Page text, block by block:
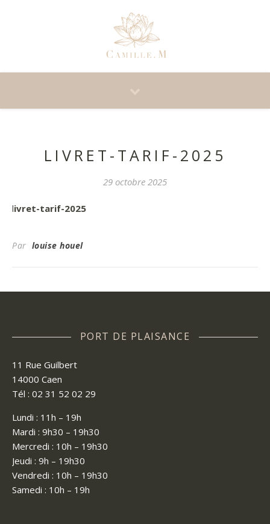
LIVRET-TARIF-2025
29 octobre 2025
livret-tarif-2025
Par louise houel
PORT DE PLAISANCE
11 Rue Guilbert
14000 Caen
Tél : 02 31 52 02 29
Lundi : 11h – 19h
Mardi : 9h30 – 19h30
Mercredi : 10h – 19h30
Jeudi : 9h – 19h30
Vendredi : 10h – 19h30
Samedi : 10h – 19h